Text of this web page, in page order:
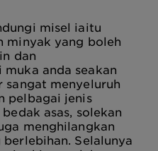
misel iaitu
minyak yang boleh
dan
anda seakan
sangat menyeluruh
pelbagai jenis
asas, solekan
menghilangkan
Selalunya